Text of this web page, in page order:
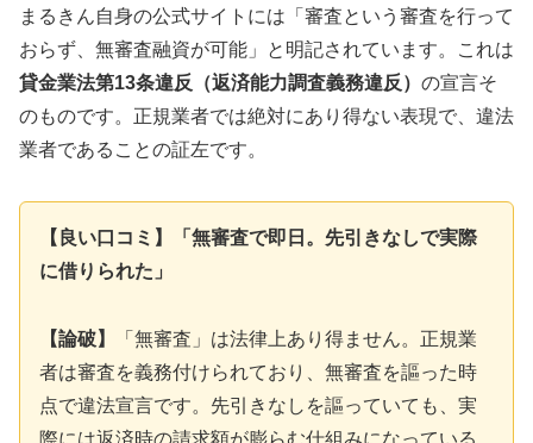
まるきん自身の公式サイトには「審査という審査を行って
おらず、無審査融資が可能」と明記されています。これは
貸金業法第13条違反（返済能力調査義務違反） の宣言そ
のものです。正規業者では絶対にあり得ない表現で、違法
業者であることの証左です。
【良い口コミ】「無審査で即日。先引きなしで実際
に借りられた」
【論破】
「無審査」は法律上あり得ません。正規業
者は審査を義務付けられており、無審査を謳った時
点で違法宣言です。先引きなしを謳っていても、実
際には返済時の請求額が膨らむ仕組みになっている